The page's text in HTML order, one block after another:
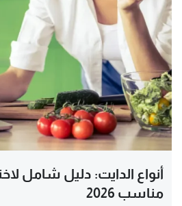
أنواع الدايت: دليل شامل
مناسب 2026